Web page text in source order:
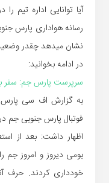
آیا توانایی اداره تیم
رسانه هواداری پارس
نشان میدهد چقدر
در ادامه بخوانید:
سرپرست پارس جم: سفر به
به گزارش اف سی
فوتبال پارس جنوبی جم
اظهار داشت: بعد از
بومی دیروز و امروز جم
خودداری کردند. حرف